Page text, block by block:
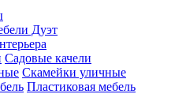
Дуэт
Садовые качели
Скамейки уличные
Пластиковая мебель